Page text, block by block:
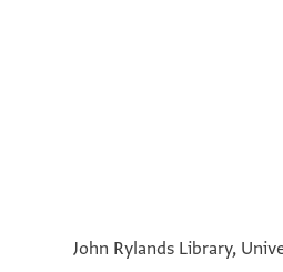
John Rylands Library,